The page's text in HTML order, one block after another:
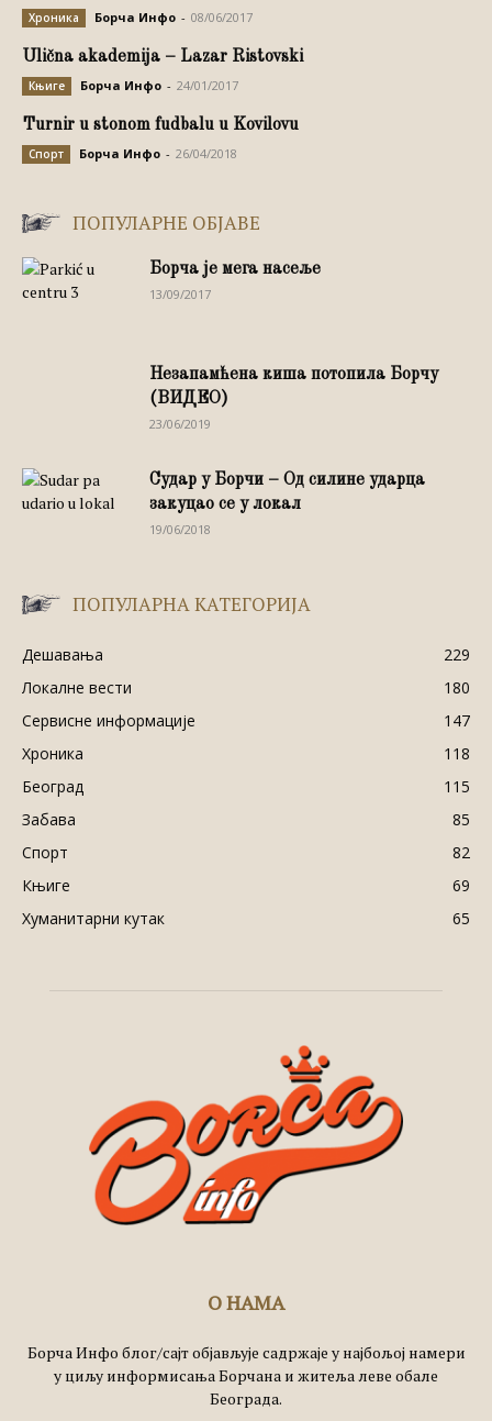
Хроника Борча Инфо - 08/06/2017
Ulična akademija – Lazar Ristovski
Књиге Борча Инфо - 24/01/2017
Turnir u stonom fudbalu u Kovilovu
Спорт Борча Инфо - 26/04/2018
ПОПУЛАРНЕ ОБЈАВЕ
Борча је мега насеље
13/09/2017
Незапамћена киша потопила Борчу
(ВИДЕО)
23/06/2019
Судар у Борчи – Од силине ударца
закуцао се у локал
19/06/2018
ПОПУЛАРНА КАТЕГОРИЈА
Дешавања
229
Локалне вести
180
Сервисне информације
147
Хроника
118
Београд
115
Забава
85
Спорт
82
Књиге
69
Хуманитарни кутак
65
О НАМА
Борча Инфо блог/сајт објављује садржаје у најбољој намери
у циљу информисања Борчана и житеља леве обале
Београда.